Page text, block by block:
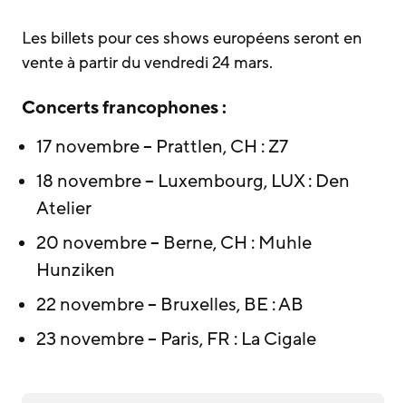
Les billets pour ces shows européens seront en
vente à partir du vendredi 24 mars.
Concerts francophones :
17 novembre – Prattlen, CH : Z7
18 novembre – Luxembourg, LUX : Den
Atelier
20 novembre – Berne, CH : Muhle
Hunziken
22 novembre – Bruxelles, BE : AB
23 novembre – Paris, FR : La Cigale